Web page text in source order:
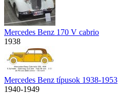
Mercedes Benz 170 V cabrio
1938
Mercedes Benz típusok 1938-1953
1940-1949